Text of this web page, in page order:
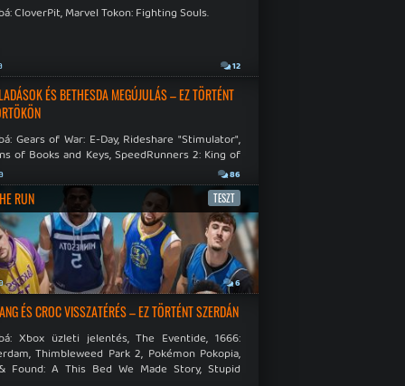
CloverPit, Marvel Tokon: Fighting Souls.
12
ÉS BETHESDA MEGÚJULÁS – EZ TÖRTÉNT
Gears of War: E-Day, Rideshare "Stimulator",
of Books and Keys, SpeedRunners 2: King of
86
RUN TESZT
6
ÉS CROC VISSZATÉRÉS – EZ TÖRTÉNT SZERDÁN
Xbox üzleti jelentés, The Eventide, 1666:
Thimbleweed Park 2, Pokémon Pokopia,
Found: A This Bed We Made Story, Stupid